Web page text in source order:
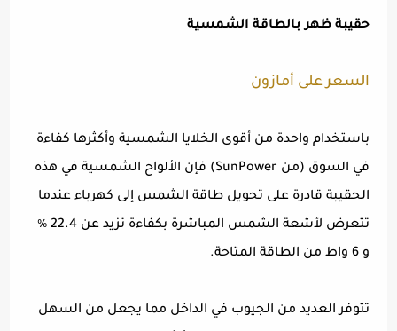
حقيبة ظهر بالطاقة الشمسية
السعر على أمازون
باستخدام واحدة من أقوى الخلايا الشمسية وأكثرها كفاءة
في السوق (من SunPower) فإن الألواح الشمسية في هذه
الحقيبة قادرة على تحويل طاقة الشمس إلى كهرباء عندما
تتعرض لأشعة الشمس المباشرة بكفاءة تزيد عن 22.4 ٪
و 6 واط من الطاقة المتاحة.
تتوفر العديد من الجيوب في الداخل مما يجعل من السهل